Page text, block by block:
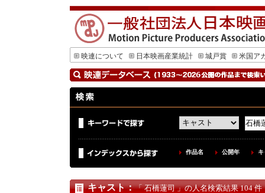
映連について 日本映画産業統計 城戸賞 米国ア
作品名 公開年
キャスト：「 石橋蓮司 」の人名検索結果 104 件